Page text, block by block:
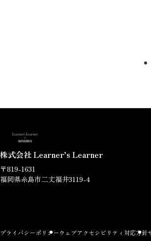
株式会社 Learner’s Learner
〒819-1631
福岡県糸島市二丈福井3119-4
プライバシーポリシーウェブアクセシビリティ対応方針